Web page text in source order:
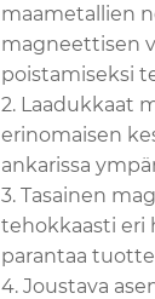
maametallien
magneettisen
poistamiseksi
2. Laadukkaat
erinomaisen
ankarissa
3. Tasainen
tehokkaasti eri
parantaa
4. Joustava